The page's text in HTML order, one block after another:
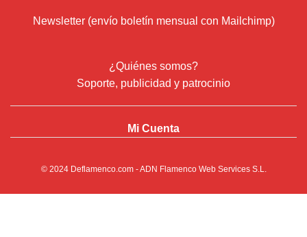
Newsletter (envío boletín mensual con Mailchimp)
¿Quiénes somos?
Soporte, publicidad y patrocinio
Mi Cuenta
© 2024 Deflamenco.com- ADN Flamenco Web Services S.L.